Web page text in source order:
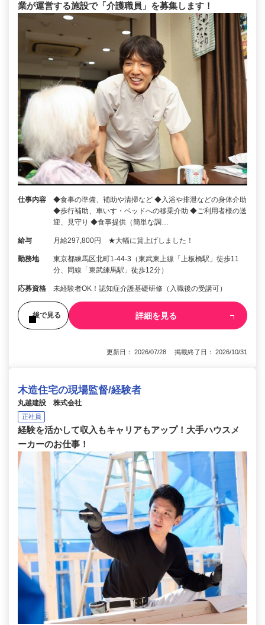
業が運営する施設で「介護職員」を募集します！
仕事内容
◆食事の準備、補助や清掃など ◆入浴や排泄などの身体介助
◆歩行補助、車いす・ベッドへの移乗介助 ◆ご利用者様の送
迎、見守り ◆食事提供（簡単な調…
給与 月給297,800円 ★大幅に賃上げしました！
勤務地
東京都練馬区北町1-44-3（東武東上線「上板橋駅」徒歩11
分、同線「東武練馬駅」徒歩12分）
応募資格 未経験者OK！認知症介護基礎研修（入職後の受講可）
後で見る 詳細を見る
更新日： 2026/07/28 掲載終了日： 2026/10/31
木造住宅の現場監督/経験者
丸越建設 株式会社
正社員
経験を活かして収入もキャリアもアップ！大手ハウスメ
ーカーのお仕事！